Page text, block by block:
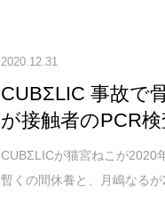
2020.12.31
CUBΣLIC 事故で
が接触者のPCR
CUBΣLICが猫宮ねこが2020
暫くの間休養と、月嶋なる